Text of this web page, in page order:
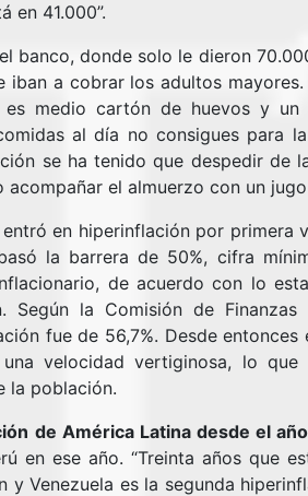
en 41.000”.
banco, donde solo le dieron
iban a cobrar los adultos
medio cartón de huevos y un
al día no consigues para la
se ha tenido que despedir de
el almuerzo con un
en hiperinflación por primera
la barrera de 50%, cifra
de acuerdo con lo
Según la Comisión de Finanzas
fue de 56,7%. Desde entonces
velocidad vertiginosa, lo que
la población.
de América Latina desde el
en ese año. “Treinta años que
y Venezuela es la segunda